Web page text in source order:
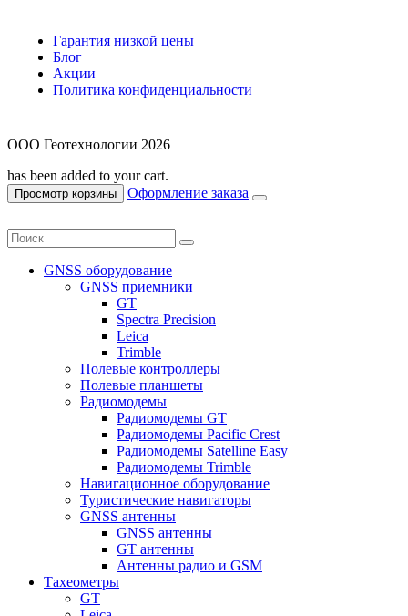
Гарантия низкой цены
Блог
Акции
Политика конфиденциальности
ООО Геотехнологии 2026
has been added to your cart.
Просмотр корзины Оформление заказа
GNSS оборудование
GNSS приемники
GT
Spectra Precision
Leica
Trimble
Полевые контроллеры
Полевые планшеты
Радиомодемы
Радиомодемы GT
Радиомодемы Pacific Crest
Радиомодемы Satelline Easy
Радиомодемы Trimble
Навигационное оборудование
Туристические навигаторы
GNSS антенны
GNSS антенны
GT антенны
Антенны радио и GSM
Тахеометры
GT